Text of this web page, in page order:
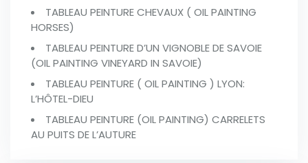
TABLEAU PEINTURE CHEVAUX ( OIL PAINTING
HORSES)
TABLEAU PEINTURE D’UN VIGNOBLE DE SAVOIE
(OIL PAINTING VINEYARD IN SAVOIE)
TABLEAU PEINTURE ( OIL PAINTING ) LYON:
L’HÔTEL-DIEU
TABLEAU PEINTURE (OIL PAINTING) CARRELETS
AU PUITS DE L’AUTURE